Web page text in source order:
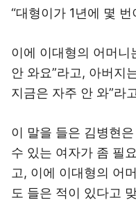
“대형이가 1년에 몇
이에 이대형의 어머니
안 와요”라고, 아버지
지금은 자주 안 와”라
이 말을 들은 김병현
수 있는 여자가 좀 필
고, 이에 이대형의 어
도 들은 적이 있다고